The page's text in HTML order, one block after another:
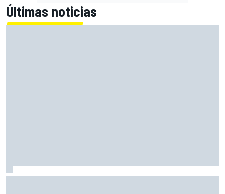
Últimas noticias